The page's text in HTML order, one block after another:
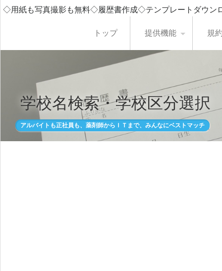
◇用紙も写真撮影も無料◇履歴書作成◇テンプレートダウ
トップ 提供機能 規
学校名検索・学校区分選択
アルバイトも正社員も、薬剤師からＩＴまで、みんなにベストマッチ